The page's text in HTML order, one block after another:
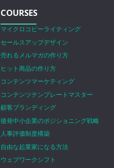
COURSES
マイクロコピーライティング
セールスアップデザイン
売れるメルマガの作り方
ヒット商品の作り方
コンテンツマーケティング
コンテンツテンプレートマスター
顧客ブランディング
後発中小企業のポジショニング戦略
人事評価制度構築
自由な起業家になる方法
ウェブワークシフト